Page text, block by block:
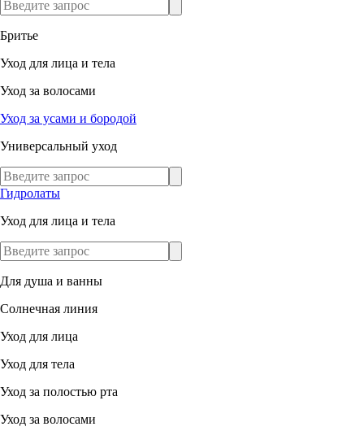
Бритье
Уход для лица и тела
Уход за волосами
Уход за усами и бородой
Универсальный уход
Гидролаты
Уход для лица и тела
Для душа и ванны
Солнечная линия
Уход для лица
Уход для тела
Уход за полостью рта
Уход за волосами